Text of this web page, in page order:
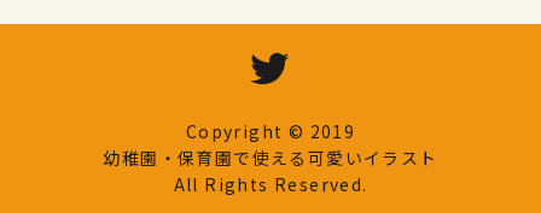
Copyright © 2019
幼稚園・保育園で使える可愛いイラスト
All Rights Reserved.